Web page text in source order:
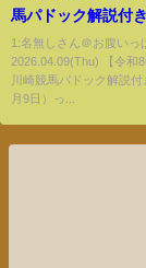
馬パドック解説付
年4月9日）
1:名無しさん＠お腹いっ
2026.04.09(Thu) 【令和8
川崎競馬パドック解説
月9日）っ...